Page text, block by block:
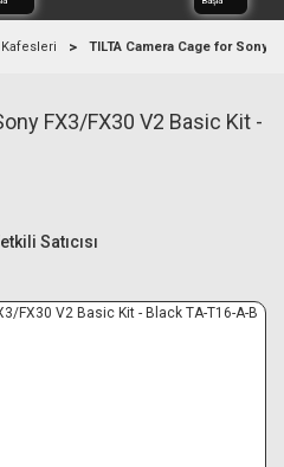
Setler
Alışverişe
TILTA Camera Cage for Sony
FX3/FX30 V2 Basic Kit -
Satıcısı